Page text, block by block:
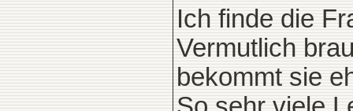
Ich finde die
Vermutlich
bekommt sie